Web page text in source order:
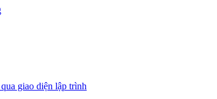
giao diện lập trình